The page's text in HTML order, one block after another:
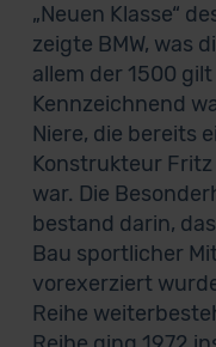
„Neuen Klasse“
zeigte BMW, was
allem der 1500
Kennzeichnend
Niere, die bereits
Konstrukteur
war. Die
bestand darin,
Bau sportlicher
vorexerziert
Reihe